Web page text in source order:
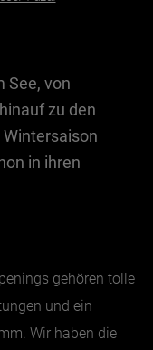
See, von
zu den
in ihren
gehören tolle
und ein
Wir haben die